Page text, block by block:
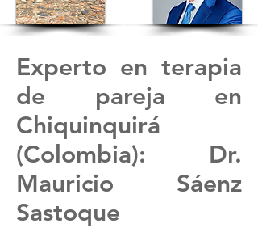
Experto en terapia
de pareja en
Chiquinquirá
(Colombia): Dr.
Mauricio Sáenz
Sastoque